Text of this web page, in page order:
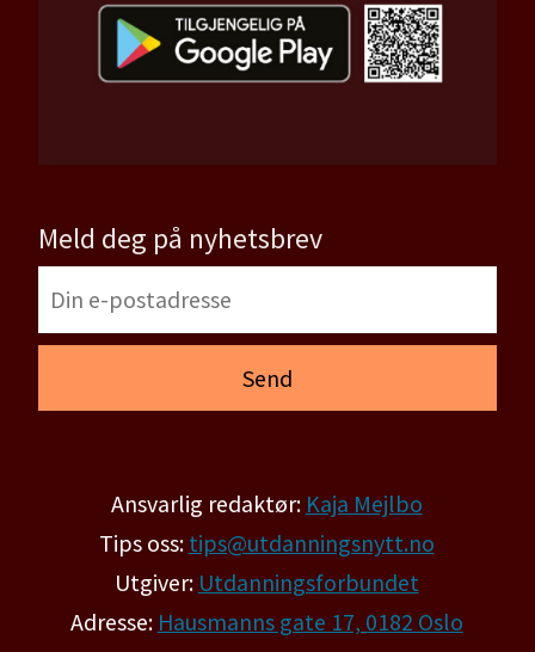
Meld deg på nyhetsbrev
Ansvarlig redaktør: Kaja Mejlbo
Tips oss: tips@utdanningsnytt.no
Utgiver: Utdanningsforbundet
Adresse: Hausmanns gate 17, 0182 Oslo